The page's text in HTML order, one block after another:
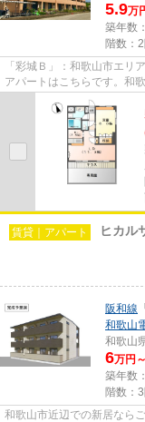
5.9万
築年数
階数：
「彩城Ｂ」：和歌山市エリ
アパートはこちらです。和
にお問い合わせください。お
賃貸｜アパート ヒカル
阪和線 「
和歌山
和歌山
6万円～
築年数
階数：
和歌山市近辺での新居なら